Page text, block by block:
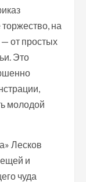
на
от простых
Это
молодой
Лесков
и
чуда